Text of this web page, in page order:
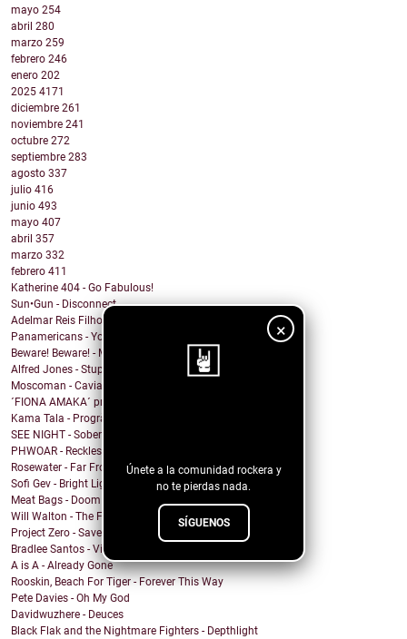
×
Únete a la comunidad rockera y
no te pierdas nada.
SÍGUENOS
mayo 254
abril 280
marzo 259
febrero 246
enero 202
2025 4171
diciembre 261
noviembre 241
octubre 272
septiembre 283
agosto 337
julio 416
junio 493
mayo 407
abril 357
marzo 332
febrero 411
Katherine 404 - Go Fabulous!
Sun•Gun - Disconnect
Adelmar Reis Filho - Sábado
Panamericans - You better Mov
Beware! Beware! - My Honey
Alfred Jones - Stupid Town
Moscoman - Caviar
´FIONA AMAKA´ presenta su tema: No Daylight
Kama Tala - Progràmma
SEE NIGHT - Sober & High
PHWOAR - Reckless
Rosewater - Far From Home
Sofi Gev - Bright Light Shining
Meat Bags - Doom
Will Walton - The Fine Line
Project Zero - Save the Date
Bradlee Santos - Violent Kiss
A is A - Already Gone
Rooskin, Beach For Tiger - Forever This Way
Pete Davies - Oh My God
Davidwuzhere - Deuces
Black Flak and the Nightmare Fighters - Depthlight